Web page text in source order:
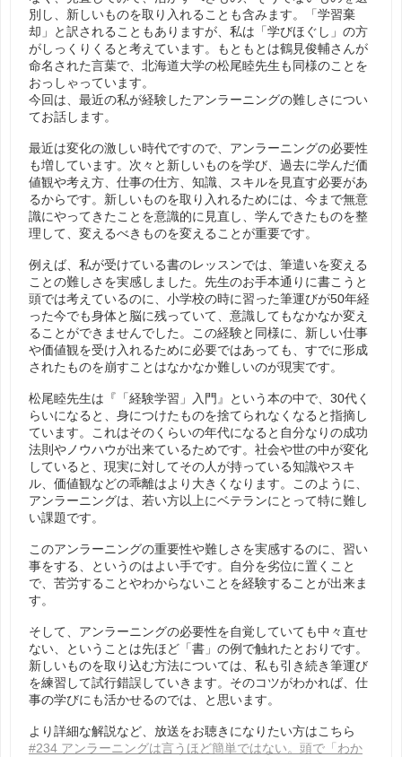
別し、新しいものを取り入れることも含みます。「学習棄
却」と訳されることもありますが、私は「学びほぐし」の方
がしっくりくると考えています。もともとは鶴見俊輔さんが
命名された言葉で、北海道大学の松尾睦先生も同様のことを
おっしゃっています。
今回は、最近の私が経験したアンラーニングの難しさについ
てお話します。
最近は変化の激しい時代ですので、アンラーニングの必要性
も増しています。次々と新しいものを学び、過去に学んだ価
値観や考え方、仕事の仕方、知識、スキルを見直す必要があ
るからです。新しいものを取り入れるためには、今まで無意
識にやってきたことを意識的に見直し、学んできたものを整
理して、変えるべきものを変えることが重要です。
例えば、私が受けている書のレッスンでは、筆遣いを変える
ことの難しさを実感しました。先生のお手本通りに書こうと
頭では考えているのに、小学校の時に習った筆運びが50年経
った今でも身体と脳に残っていて、意識してもなかなか変え
ることができませんでした。この経験と同様に、新しい仕事
や価値観を受け入れるために必要ではあっても、すでに形成
されたものを崩すことはなかなか難しいのが現実です。
松尾睦先生は『「経験学習」入門』という本の中で、30代く
らいになると、身につけたものを捨てられなくなると指摘し
ています。これはそのくらいの年代になると自分なりの成功
法則やノウハウが出来ているためです。社会や世の中が変化
していると、現実に対してその人が持っている知識やスキ
ル、価値観などの乖離はより大きくなります。このように、
アンラーニングは、若い方以上にベテランにとって特に難し
い課題です。
このアンラーニングの重要性や難しさを実感するのに、習い
事をする、というのはよい手です。自分を劣位に置くこと
で、苦労することやわからないことを経験することが出来ま
す。
そして、アンラーニングの必要性を自覚していても中々直せ
ない、ということは先ほど「書」の例で触れたとおりです。
新しいものを取り込む方法については、私も引き続き筆運び
を練習して試行錯誤していきます。そのコツがわかれば、仕
事の学びにも活かせるのでは、と思います。
より詳細な解説など、放送をお聴きになりたい方はこちら
#234 アンラーニングは言うほど簡単ではない。頭で「わか